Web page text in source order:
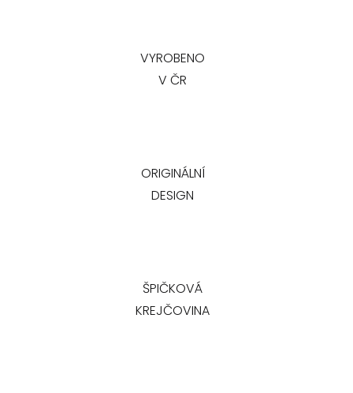
VYROBENO
V ČR
ORIGINÁLNÍ
DESIGN
ŠPIČKOVÁ
KREJČOVINA